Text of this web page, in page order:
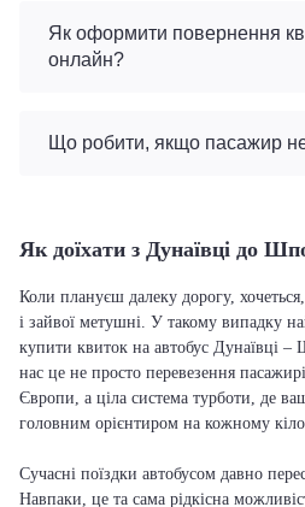
Як оформити повернення
онлайн?
Що робити, якщо пасажир
Як доїхати з Дунаївці до
Коли плануєш далеку дорогу,
і зайвої метушні. У такому випадку
купити квиток на автобус Дунаївці
нас це не просто перевезення
Європи, а ціла система турботи, де
головним орієнтиром на кожному
Сучасні поїздки автобусом давно
Навпаки, це та сама рідкісна